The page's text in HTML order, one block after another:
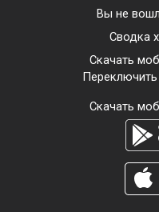
Вы не
Сводка
Скачать
Переключить
Скачать